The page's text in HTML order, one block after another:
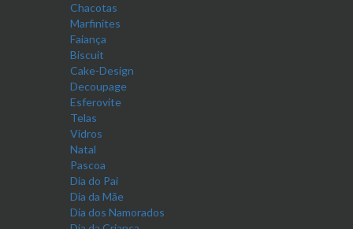
Chacotas
Marfinites
Faiança
Biscuit
Cake-Design
Decoupage
Esferovite
Telas
Vidros
Natal
Pascoa
Dia do Pai
Dia da Mãe
Dia dos Namorados